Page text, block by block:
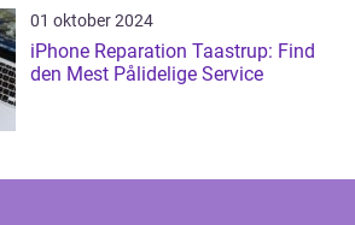
01 oktober 2024
iPhone Reparation Taastrup: Find
den Mest Pålidelige Service